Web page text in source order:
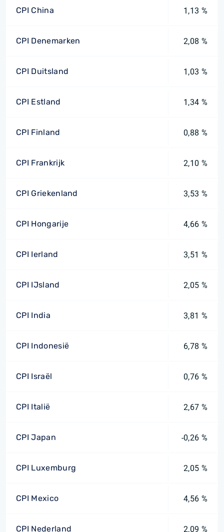
CPI China 1,13 %
CPI Denemarken 2,08 %
CPI Duitsland 1,03 %
CPI Estland 1,34 %
CPI Finland 0,88 %
CPI Frankrijk 2,10 %
CPI Griekenland 3,53 %
CPI Hongarije 4,66 %
CPI Ierland 3,51 %
CPI IJsland 2,05 %
CPI India 3,81 %
CPI Indonesië 6,78 %
CPI Israël 0,76 %
CPI Italië 2,67 %
CPI Japan -0,26 %
CPI Luxemburg 2,05 %
CPI Mexico 4,56 %
CPI Nederland 2,09 %